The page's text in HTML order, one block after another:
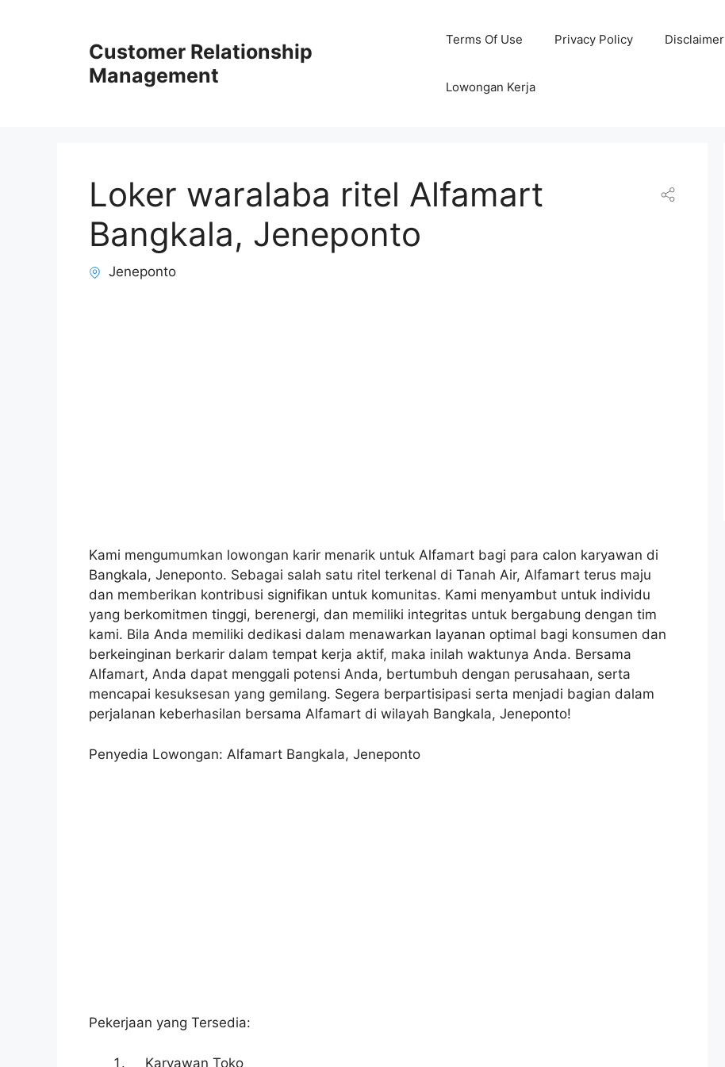
Customer Relationship
Management
Terms Of Use Privacy Policy Disclaimer
Lowongan Kerja
Loker waralaba ritel Alfamart
Bangkala, Jeneponto
Jeneponto
Kami mengumumkan lowongan karir menarik untuk Alfamart bagi para calon karyawan di
Bangkala, Jeneponto. Sebagai salah satu ritel terkenal di Tanah Air, Alfamart terus maju
dan memberikan kontribusi signifikan untuk komunitas. Kami menyambut untuk individu
yang berkomitmen tinggi, berenergi, dan memiliki integritas untuk bergabung dengan tim
kami. Bila Anda memiliki dedikasi dalam menawarkan layanan optimal bagi konsumen dan
berkeinginan berkarir dalam tempat kerja aktif, maka inilah waktunya Anda. Bersama
Alfamart, Anda dapat menggali potensi Anda, bertumbuh dengan perusahaan, serta
mencapai kesuksesan yang gemilang. Segera berpartisipasi serta menjadi bagian dalam
perjalanan keberhasilan bersama Alfamart di wilayah Bangkala, Jeneponto!
Penyedia Lowongan: Alfamart Bangkala, Jeneponto
Pekerjaan yang Tersedia:
Karyawan Toko